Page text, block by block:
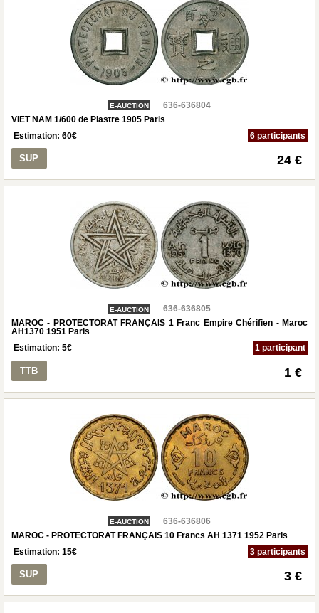
E-AUCTION
636-636804
VIET NAM 1/600 de Piastre 1905 Paris
Estimation: 60€ 6 participants
SUP 24 €
E-AUCTION
636-636805
MAROC - PROTECTORAT FRANÇAIS 1 Franc Empire Chérifien - Maroc
AH1370 1951 Paris
Estimation: 5€ 1 participant
TTB 1 €
E-AUCTION
636-636806
MAROC - PROTECTORAT FRANÇAIS 10 Francs AH 1371 1952 Paris
Estimation: 15€ 3 participants
SUP 3 €